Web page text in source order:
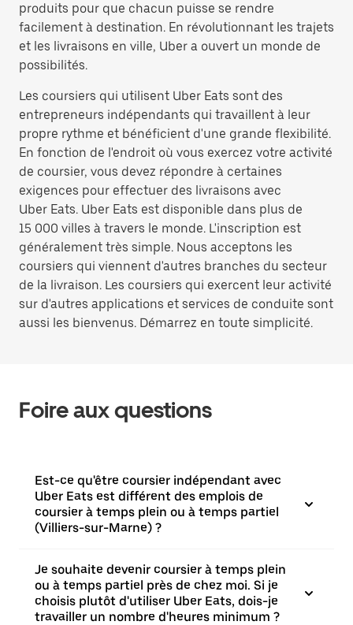
produits pour que chacun puisse se rendre
facilement à destination. En révolutionnant les trajets
et les livraisons en ville, Uber a ouvert un monde de
possibilités.
Les coursiers qui utilisent Uber Eats sont des
entrepreneurs indépendants qui travaillent à leur
propre rythme et bénéficient d'une grande flexibilité.
En fonction de l'endroit où vous exercez votre activité
de coursier, vous devez répondre à certaines
exigences pour effectuer des livraisons avec
Uber Eats. Uber Eats est disponible dans plus de
15 000 villes à travers le monde. L'inscription est
généralement très simple. Nous acceptons les
coursiers qui viennent d'autres branches du secteur
de la livraison. Les coursiers qui exercent leur activité
sur d'autres applications et services de conduite sont
aussi les bienvenus. Démarrez en toute simplicité.
Foire aux questions
Est-ce qu'être coursier indépendant avec
Uber Eats est différent des emplois de
coursier à temps plein ou à temps partiel
(Villiers-sur-Marne) ?
Je souhaite devenir coursier à temps plein
ou à temps partiel près de chez moi. Si je
choisis plutôt d'utiliser Uber Eats, dois-je
travailler un nombre d'heures minimum ?